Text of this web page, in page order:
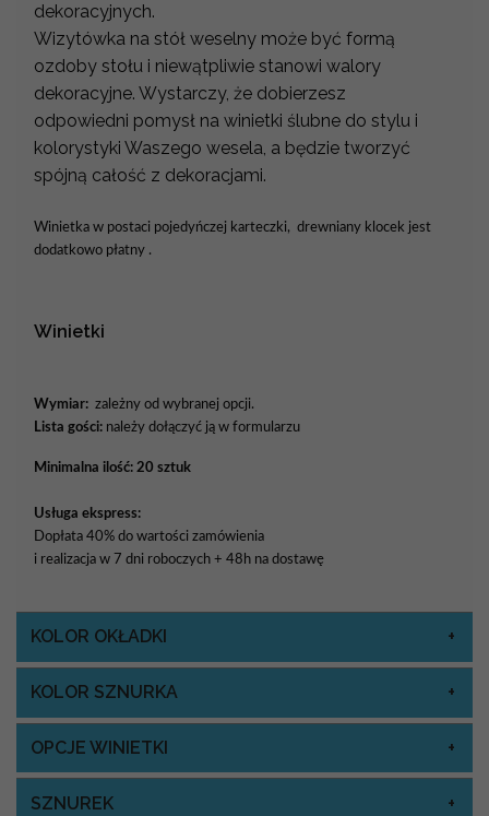
dekoracyjnych.
Wizytówka na stół weselny może być formą
ozdoby stołu i niewątpliwie stanowi walory
dekoracyjne. Wystarczy, że dobierzesz
odpowiedni pomysł na winietki ślubne do stylu i
kolorystyki Waszego wesela, a będzie tworzyć
spójną całość z dekoracjami.
Winietka w postaci pojedyńczej karteczki, drewniany klocek jest
dodatkowo płatny .
Winietki
Wymiar: zależny od wybranej opcji.
Lista gości: należy dołączyć ją w formularzu
Minimalna ilość: 20 sztuk
Usługa ekspress:
Dopłata 40% do wartości zamówienia
i realizacja w 7 dni roboczych + 48h na dostawę
KOLOR OKŁADKI
KOLOR SZNURKA
OPCJE WINIETKI
SZNUREK